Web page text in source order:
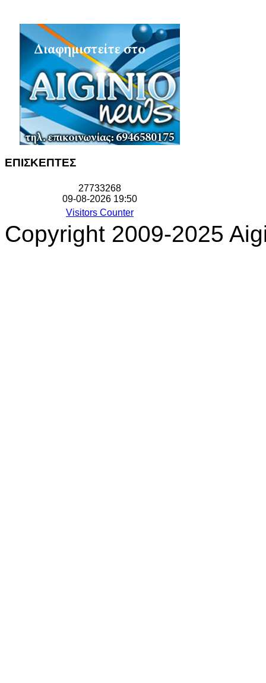
ΕΠΙΣΚΕΠΤΕΣ
27733268
09-08-2026 19:50
Visitors Counter
Copyright 2009-2025